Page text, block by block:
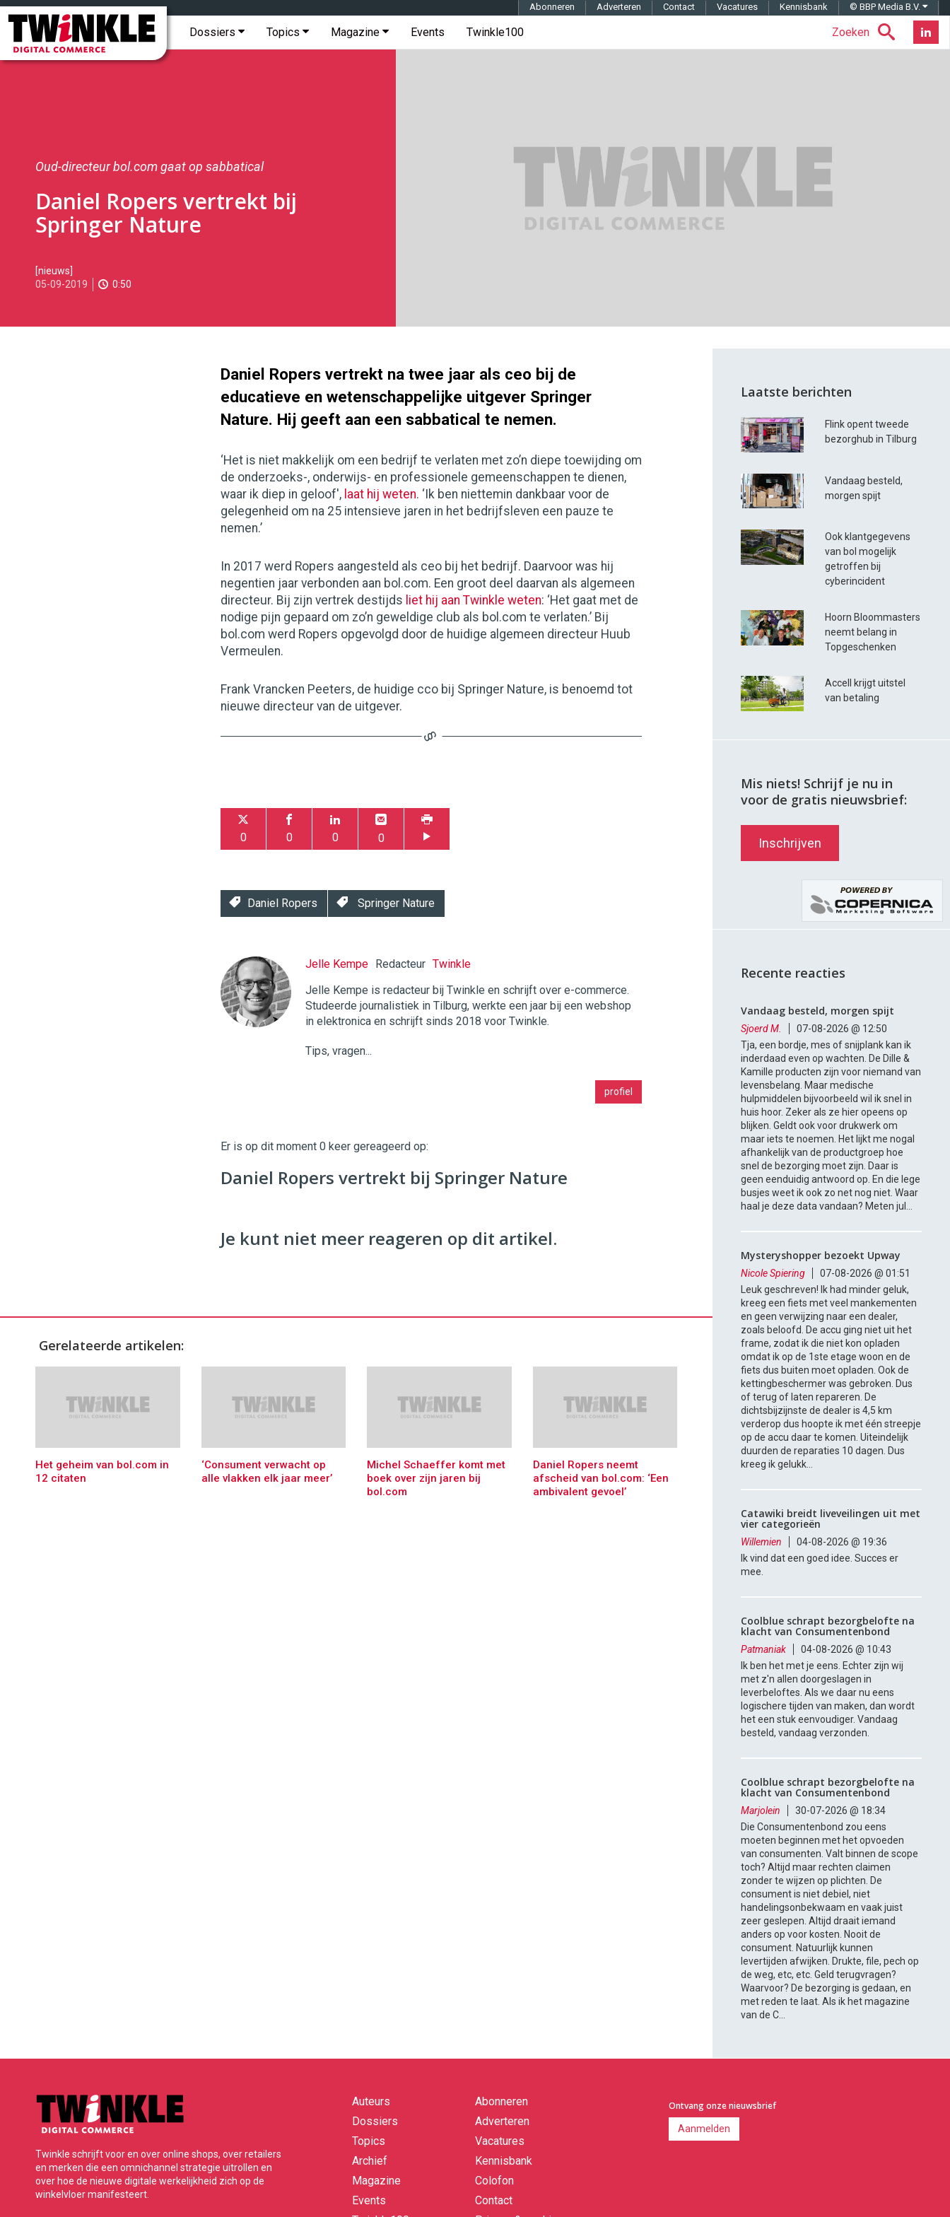
Twinkle
Digital
Commerce
Hoofdmenu Zoeken
Dossiers Topics Magazine Events Twinkle100
Topmenu Abonneren Adverteren Contact Vacatures Kennisbank © BBP Media B.V.
Oud-directeur bol.com gaat op sabbatical
Daniel Ropers vertrekt bij
Springer Nature
2019-
09-
09-
[nieuws]
05-09-2019
0:50
Daniel Ropers vertrekt na twee jaar als ceo bij de
educatieve en wetenschappelijke uitgever Springer
Nature. Hij geeft aan een sabbatical te nemen.
‘Het is niet makkelijk om een bedrijf te verlaten met zo’n diepe toewijding om
de onderzoeks-, onderwijs- en professionele gemeenschappen te dienen,
waar ik diep in geloof', laat hij weten. ‘Ik ben niettemin dankbaar voor de
gelegenheid om na 25 intensieve jaren in het bedrijfsleven een pauze te
nemen.’
In 2017 werd Ropers aangesteld als ceo bij het bedrijf. Daarvoor was hij
negentien jaar verbonden aan bol.com. Een groot deel daarvan als algemeen
directeur. Bij zijn vertrek destijds liet hij aan Twinkle weten: ‘Het gaat met de
nodige pijn gepaard om zo’n geweldige club als bol.com te verlaten.’ Bij
bol.com werd Ropers opgevolgd door de huidige algemeen directeur Huub
Vermeulen.
Frank Vrancken Peeters, de huidige cco bij Springer Nature, is benoemd tot
nieuwe directeur van de uitgever.
0 0 0 0
Daniel Ropers Springer Nature
Jelle Kempe Redacteur Twinkle
Jelle Kempe is redacteur bij Twinkle en schrijft over e-commerce.
Studeerde journalistiek in Tilburg, werkte een jaar bij een webshop
in elektronica en schrijft sinds 2018 voor Twinkle.
Tips, vragen...
profiel
Twinkle
|
Digital
Commercehttps://twinklemagazine.nl
Er is op dit moment 0 keer gereageerd op:
Daniel Ropers vertrekt bij Springer Nature
Je kunt niet meer reageren op dit artikel.
Gerelateerde artikelen:
Het geheim van bol.com in
12 citaten
‘Consument verwacht op
alle vlakken elk jaar meer’
Michel Schaeffer komt met
boek over zijn jaren bij
bol.com
Daniel Ropers neemt
afscheid van bol.com: ‘Een
ambivalent gevoel’
Laatste berichten
Flink opent tweede
bezorghub in Tilburg
Vandaag besteld,
morgen spijt
Ook klantgegevens
van bol mogelijk
getroffen bij
cyberincident
Hoorn Bloommasters
neemt belang in
Topgeschenken
Accell krijgt uitstel
van betaling
Mis niets! Schrijf je nu in
voor de gratis nieuwsbrief:
Inschrijven
Recente reacties
Vandaag besteld, morgen spijt
Sjoerd M.
07-08-2026 @ 12:50
Tja, een bordje, mes of snijplank kan ik
inderdaad even op wachten. De Dille &
Kamille producten zijn voor niemand van
levensbelang. Maar medische
hulpmiddelen bijvoorbeeld wil ik snel in
huis hoor. Zeker als ze hier opeens op
blijken. Geldt ook voor drukwerk om
maar iets te noemen. Het lijkt me nogal
afhankelijk van de productgroep hoe
snel de bezorging moet zijn. Daar is
geen eenduidig antwoord op. En die lege
busjes weet ik ook zo net nog niet. Waar
haal je deze data vandaan? Meten jul...
Mysteryshopper bezoekt Upway
Nicole Spiering
07-08-2026 @ 01:51
Leuk geschreven! Ik had minder geluk,
kreeg een fiets met veel mankementen
en geen verwijzing naar een dealer,
zoals beloofd. De accu ging niet uit het
frame, zodat ik die niet kon opladen
omdat ik op de 1ste etage woon en de
fiets dus buiten moet opladen. Ook de
kettingbeschermer was gebroken. Dus
of terug of laten repareren. De
dichtsbijzijnste de dealer is 4,5 km
verderop dus hoopte ik met één streepje
op de accu daar te komen. Uiteindelijk
duurden de reparaties 10 dagen. Dus
kreeg ik gelukk...
Catawiki breidt liveveilingen uit met
vier categorieën
Willemien
04-08-2026 @ 19:36
Ik vind dat een goed idee. Succes er
mee.
Coolblue schrapt bezorgbelofte na
klacht van Consumentenbond
Patmaniak
04-08-2026 @ 10:43
Ik ben het met je eens. Echter zijn wij
met z'n allen doorgeslagen in
leverbeloftes. Als we daar nu eens
logischere tijden van maken, dan wordt
het een stuk eenvoudiger. Vandaag
besteld, vandaag verzonden.
Coolblue schrapt bezorgbelofte na
klacht van Consumentenbond
Marjolein
30-07-2026 @ 18:34
Die Consumentenbond zou eens
moeten beginnen met het opvoeden
van consumenten. Valt binnen de scope
toch? Altijd maar rechten claimen
zonder te wijzen op plichten. De
consument is niet debiel, niet
handelingsonbekwaam en vaak juist
zeer geslepen. Altijd draait iemand
anders op voor kosten. Nooit de
consument. Natuurlijk kunnen
levertijden afwijken. Drukte, file, pech op
de weg, etc, etc. Geld terugvragen?
Waarvoor? De bezorging is gedaan, en
met reden te laat. Als ik het magazine
van de C...
Twinkle schrijft voor en over online shops, over retailers
en merken die een omnichannel strategie uitrollen en
over hoe de nieuwe digitale werkelijkheid zich op de
winkelvloer manifesteert.
Quick
links
Auteurs
Dossiers
Topics
Archief
Magazine
Events
Abonneren
Adverteren
Vacatures
Kennisbank
Colofon
Contact
Ontvang onze nieuwsbrief
Aanmelden